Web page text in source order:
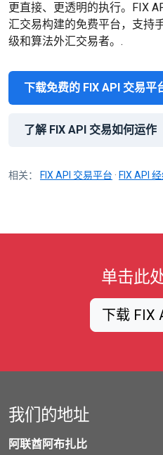
更直接、更透明的执行。FIX
汇交易构建的免费平台，支持
级和算法外汇交易者。.
下载免费的 FIX API 交易平
了解 FIX API 交易如何运作
相关： FIX API 交易平台 · FIX API
单击此
下载 FIX
我们的地址
阿联酋阿布扎比